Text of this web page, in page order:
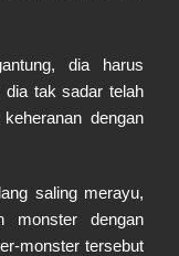
dia harus
tak sadar telah
dengan
saling merayu,
monster dengan
monster tersebut